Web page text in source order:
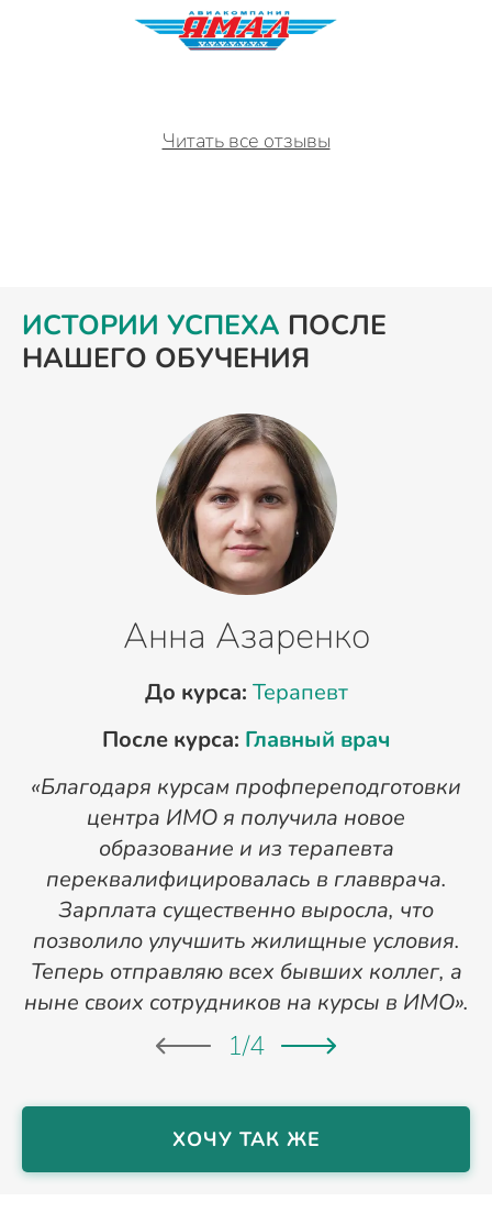
Читать все отзывы
ИСТОРИИ УСПЕХА ПОСЛЕ
НАШЕГО ОБУЧЕНИЯ
Анна Азаренко
До курса: Терапевт
После курса: Главный врач
«Благодаря курсам профпереподготовки
центра ИМО я получила новое
образование и из терапевта
переквалифицировалась в главврача.
Зарплата существенно выросла, что
позволило улучшить жилищные условия.
Теперь отправляю всех бывших коллег, а
ныне своих сотрудников на курсы в ИМО».
1/4
ХОЧУ ТАК ЖЕ